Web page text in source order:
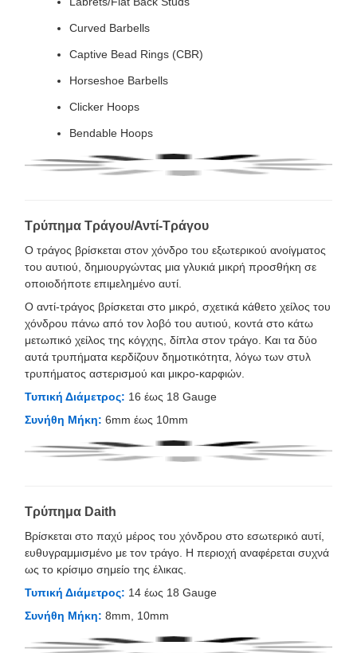
Curved Barbells
Captive Bead Rings (CBR)
Horseshoe Barbells
Clicker Hoops
Bendable Hoops
Τρύπημα Τράγου/Αντί-Τράγου
Ο τράγος βρίσκεται στον χόνδρο του εξωτερικού ανοίγματος
του αυτιού, δημιουργώντας μια γλυκιά μικρή προσθήκη σε
οποιοδήποτε επιμελημένο αυτί.
Ο αντί-τράγος βρίσκεται στο μικρό, σχετικά κάθετο χείλος του
χόνδρου πάνω από τον λοβό του αυτιού, κοντά στο κάτω
μετωπικό χείλος της κόγχης, δίπλα στον τράγο. Και τα δύο
αυτά τρυπήματα κερδίζουν δημοτικότητα, λόγω των στυλ
τρυπήματος αστερισμού και μικρο-καρφιών.
Τυπική Διάμετρος: 16 έως 18 Gauge
Συνήθη Μήκη: 6mm έως 10mm
Τρύπημα Daith
Βρίσκεται στο παχύ μέρος του χόνδρου στο εσωτερικό αυτί,
ευθυγραμμισμένο με τον τράγο. Η περιοχή αναφέρεται συχνά
ως το κρίσιμο σημείο της έλικας.
Τυπική Διάμετρος: 14 έως 18 Gauge
Συνήθη Μήκη: 8mm, 10mm